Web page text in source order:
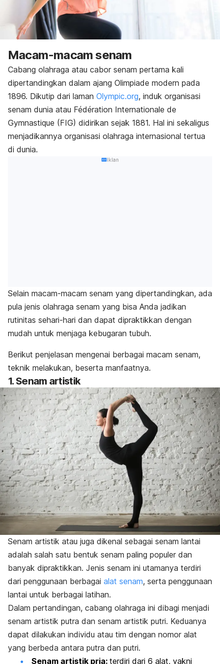
Macam-macam senam
Cabang olahraga atau cabor senam pertama kali
dipertandingkan dalam ajang Olimpiade modern pada
1896. Dikutip dari laman Olympic.org, induk organisasi
senam dunia atau Fédération Internationale de
Gymnastique (FIG) didirikan sejak 1881. Hal ini sekaligus
menjadikannya organisasi olahraga internasional tertua
di dunia.
Iklan
Selain macam-macam senam yang dipertandingkan, ada
pula jenis olahraga senam yang bisa Anda jadikan
rutinitas sehari-hari dan dapat dipraktikkan dengan
mudah untuk menjaga kebugaran tubuh.
Berikut penjelasan mengenai berbagai macam senam,
teknik melakukan, beserta manfaatnya.
1. Senam artistik
Senam artistik atau juga dikenal sebagai senam lantai
adalah salah satu bentuk senam paling populer dan
banyak dipraktikkan. Jenis senam ini utamanya terdiri
dari penggunaan berbagai alat senam, serta penggunaan
lantai untuk berbagai latihan.
Dalam pertandingan, cabang olahraga ini dibagi menjadi
senam artistik putra dan senam artistik putri. Keduanya
dapat dilakukan individu atau tim dengan nomor alat
yang berbeda antara putra dan putri.
Senam artistik pria: terdiri dari 6 alat, yakni